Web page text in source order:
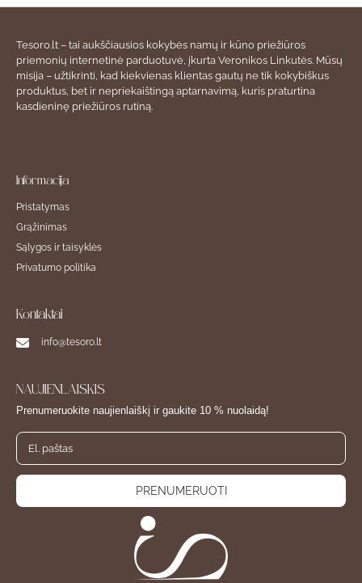
Tesoro.lt – tai aukščiausios kokybės namų ir kūno priežiūros
priemonių internetinė parduotuvė, įkurta Veronikos Linkutės. Mūsų
misija – užtikrinti, kad kiekvienas klientas gautų ne tik kokybiškus
produktus, bet ir nepriekaištingą aptarnavimą, kuris praturtina
kasdieninę priežiūros rutiną.
Informacija
Pristatymas
Grąžinimas
Sąlygos ir taisyklės
Privatumo politika
Kontaktai
info@tesoro.lt
NAUJIENLAIŠKIS
Prenumeruokite naujienlaiškį ir gaukite 10 % nuolaidą!
PRENUMERUOTI